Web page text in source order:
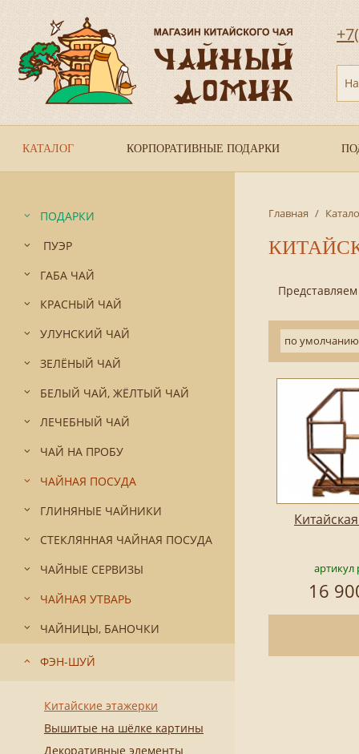
КАТАЛОГ КОРПОРАТИВНЫЕ ПОДАРКИ
ПОДАРКИ
ПУЭР
ГАБА ЧАЙ
КРАСНЫЙ ЧАЙ
УЛУНСКИЙ ЧАЙ
ЗЕЛЁНЫЙ ЧАЙ
БЕЛЫЙ ЧАЙ, ЖЁЛТЫЙ ЧАЙ
ЛЕЧЕБНЫЙ ЧАЙ
ЧАЙ НА ПРОБУ
ЧАЙНАЯ ПОСУДА
ГЛИНЯНЫЕ ЧАЙНИКИ
СТЕКЛЯННАЯ ЧАЙНАЯ ПОСУДА
ЧАЙНЫЕ СЕРВИЗЫ
ЧАЙНАЯ УТВАРЬ
ЧАЙНИЦЫ, БАНОЧКИ
ФЭН-ШУЙ
Китайские этажерки
Вышитые на шёлке картины
Декоративные элементы
Главная /
по умолчанию
артикул
16